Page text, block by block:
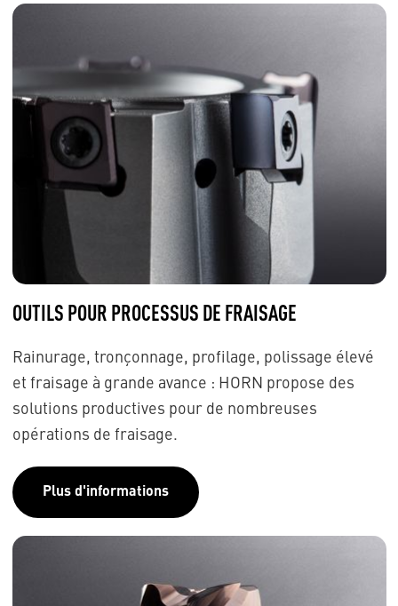
OUTILS POUR PROCESSUS DE FRAISAGE
Rainurage, tronçonnage, profilage, polissage élevé
et fraisage à grande avance : HORN propose des
solutions productives pour de nombreuses
opérations de fraisage.
Plus d'informations